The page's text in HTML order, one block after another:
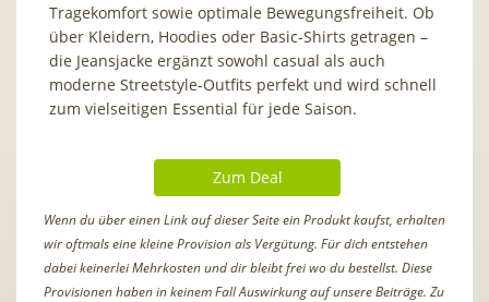
Tragekomfort sowie optimale Bewegungsfreiheit. Ob
über Kleidern, Hoodies oder Basic-Shirts getragen –
die Jeansjacke ergänzt sowohl casual als auch
moderne Streetstyle-Outfits perfekt und wird schnell
zum vielseitigen Essential für jede Saison.
Zum Deal
Wenn du über einen Link auf dieser Seite ein Produkt kaufst, erhalten
wir oftmals eine kleine Provision als Vergütung. Für dich entstehen
dabei keinerlei Mehrkosten und dir bleibt frei wo du bestellst. Diese
Provisionen haben in keinem Fall Auswirkung auf unsere Beiträge. Zu